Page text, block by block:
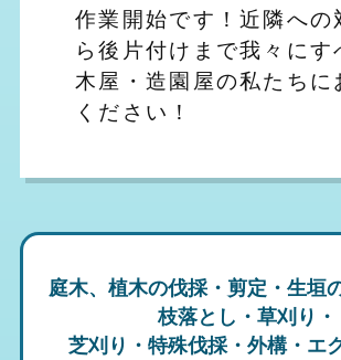
作業開始です！近隣への
ら後片付けまで我々にす
木屋・造園屋の私たちに
ください！
庭木、植木の伐採・剪定・生垣
枝落とし・草刈り・
芝刈り・特殊伐採・外構・エ